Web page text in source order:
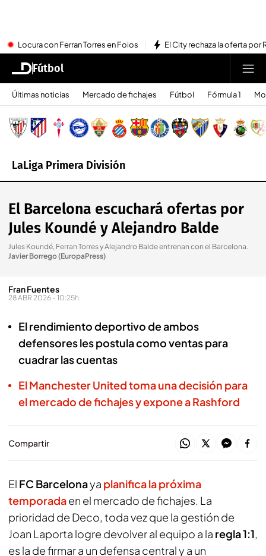
Locura con Ferran Torres en Foios El City rechaza la oferta por
Fútbol
Últimas noticias Mercado de fichajes Fútbol Fórmula 1
LaLiga Primera División
El Barcelona escuchará ofertas por
Jules Koundé y Alejandro Balde
Jules Koundé, Ferran Torres y Alejandro Balde entrenan con el Barcelona.
Javier Borrego (EuropaPress)
Fran Fuentes
28 ABR 2026 - 10:25h.
El rendimiento deportivo de ambos
defensores les postula como ventas para
cuadrar las cuentas
El Manchester United toma una decisión para
el mercado de fichajes y expone a Rashford
Compartir
El FC Barcelonaya planifica la próxima
temporadaen el mercado de fichajes. La
prioridad de Deco, toda vez que la gestión de
Joan Laporta logre devolver al equipo a la regla 1:1,
es la de firmar a un defensa central y a un